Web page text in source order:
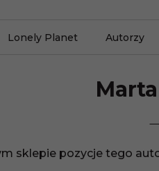
Lonely Planet Autorzy
Marta
sklepie pozycje tego